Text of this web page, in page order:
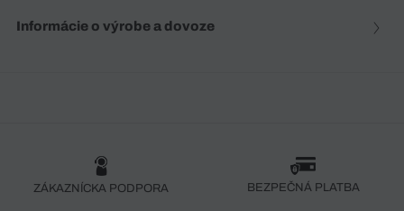
Informácie o výrobe a dovoze
ZÁKAZNÍCKA PODPORA BEZPEČNÁ PLATBA